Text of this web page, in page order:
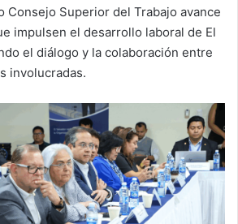
Consejo Superior del Trabajo avance
impulsen el desarrollo laboral de El
el diálogo y la colaboración entre
involucradas.